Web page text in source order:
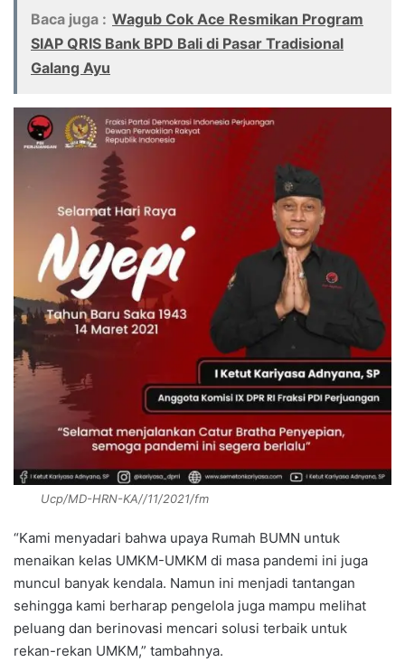
Baca juga : Wagub Cok Ace Resmikan Program
SIAP QRIS Bank BPD Bali di Pasar Tradisional
Galang Ayu
Ucp/MD-HRN-KA//11/2021/fm
“Kami menyadari bahwa upaya Rumah BUMN untuk
menaikan kelas UMKM-UMKM di masa pandemi ini juga
muncul banyak kendala. Namun ini menjadi tantangan
sehingga kami berharap pengelola juga mampu melihat
peluang dan berinovasi mencari solusi terbaik untuk
rekan-rekan UMKM,” tambahnya.